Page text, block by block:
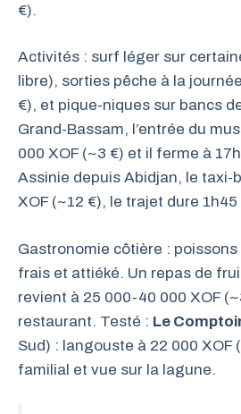
€).
Activités : surf léger sur
libre), sorties pêche à la
€), et pique-niques sur bancs
Grand-Bassam, l’entrée du
000 XOF (~3 €) et il ferme à
Assinie depuis Abidjan, le taxi-
XOF (~12 €), le trajet dure
Gastronomie côtière :
frais et attiéké. Un repas de
revient à 25 000-40 000 XOF
restaurant. Testé : Le
Sud) : langouste à 22 000 XOF
familial et vue sur la lagune.